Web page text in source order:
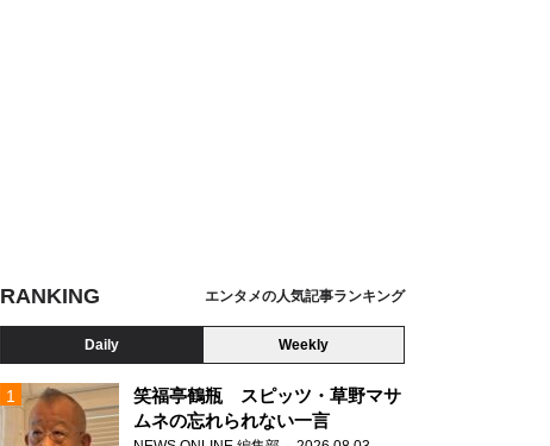
RANKING エンタメの人気記事ランキング
Daily Weekly
笑福亭鶴瓶 スピッツ・草野マサ
ムネの忘れられない一言